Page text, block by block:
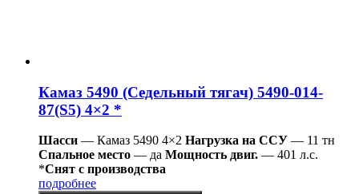
Камаз 5490 (Седельный тягач) 5490-014-
87(S5) 4×2 *
Шасси — Камаз 5490 4×2 Нагрузка на ССУ — 11 тн
Спальное место — да Мощность двиг. — 401 л.с.
*Снят с производства
подробнее